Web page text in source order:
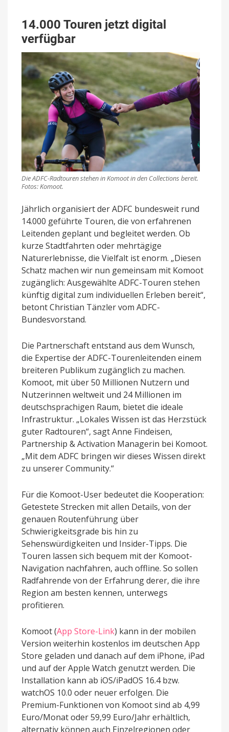
14.000 Touren jetzt digital
verfügbar
Die ADFC-Radtouren stehen in Komoot in den Collections bereit.
Fotos: Komoot.
Jährlich organisiert der ADFC bundesweit rund
14.000 geführte Touren, die von erfahrenen
Leitenden geplant und begleitet werden. Ob
kurze Stadtfahrten oder mehrtägige
Naturerlebnisse, die Vielfalt ist enorm. „Diesen
Schatz machen wir nun gemeinsam mit Komoot
zugänglich: Ausgewählte ADFC-Touren stehen
künftig digital zum individuellen Erleben bereit“,
betont Christian Tänzler vom ADFC-
Bundesvorstand.
Die Partnerschaft entstand aus dem Wunsch,
die Expertise der ADFC-Tourenleitenden einem
breiteren Publikum zugänglich zu machen.
Komoot, mit über 50 Millionen Nutzern und
Nutzerinnen weltweit und 24 Millionen im
deutschsprachigen Raum, bietet die ideale
Infrastruktur. „Lokales Wissen ist das Herzstück
guter Radtouren“, sagt Anne Findeisen,
Partnership & Activation Managerin bei Komoot.
„Mit dem ADFC bringen wir dieses Wissen direkt
zu unserer Community.“
Für die Komoot-User bedeutet die Kooperation:
Getestete Strecken mit allen Details, von der
genauen Routenführung über
Schwierigkeitsgrade bis hin zu
Sehenswürdigkeiten und Insider-Tipps. Die
Touren lassen sich bequem mit der Komoot-
Navigation nachfahren, auch offline. So sollen
Radfahrende von der Erfahrung derer, die ihre
Region am besten kennen, unterwegs
profitieren.
Komoot (App Store-Link) kann in der mobilen
Version weiterhin kostenlos im deutschen App
Store geladen und danach auf dem iPhone, iPad
und auf der Apple Watch genutzt werden. Die
Installation kann ab iOS/iPadOS 16.4 bzw.
watchOS 10.0 oder neuer erfolgen. Die
Premium-Funktionen von Komoot sind ab 4,99
Euro/Monat oder 59,99 Euro/Jahr erhältlich,
alternativ können auch Einzelregionen oder